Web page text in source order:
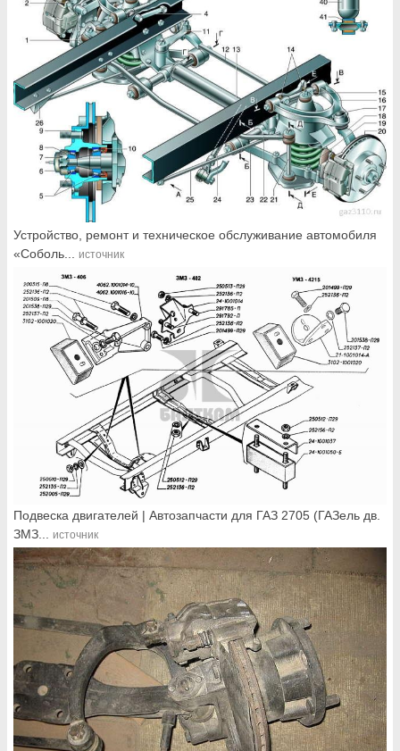
Устройство, ремонт и техническое обслуживание автомобиля
«Соболь...
источник
Подвеска двигателей | Автозапчасти для ГАЗ 2705 (ГАЗель дв.
ЗМЗ... источник